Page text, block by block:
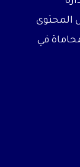
المحتوى
في